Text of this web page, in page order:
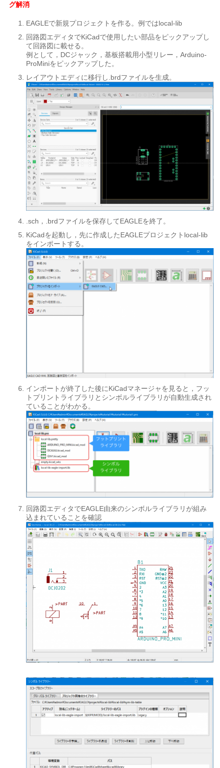
グ解消
EAGLEで新規プロジェクトを作る。例ではlocal-lib
回路図エディタでKiCadで使用したい部品をピックアップし
て回路図に載せる。
例として，DCジャック，基板搭載用小型リレー，Arduino-
ProMiniをピックアップした。
レイアウトエディに移行し.brdファイルを生成。
.sch，.brdファイルを保存してEAGLEを終了。
KiCadを起動し，先に作成したEAGLEプロジェクトlocal-lib
をインポートする。
インポートが終了した後にKiCadマネージャを見ると，フッ
トプリントライブラリとシンボルライブラリが自動生成され
ていることがわかる。
回路図エディタでEAGLE由来のシンボルライブラリが組み
込まれていることを確認